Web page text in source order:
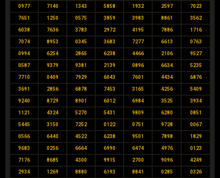
0977 7140 1343 5858 1932 2597 7023
7651 1250 0575 3859 3983 8861 3562
6038 7636 3783 2972 4195 7886 1716
7074 8953 0345 3683 7277 6613 0763
0994 6254 2865 6238 4466 2106 9527
0587 9379 9381 2139 0896 6634 5235
7710 0409 7929 6043 7601 4434 6876
3691 2856 6878 7453 3165 4256 5409
9240 8729 8901 6012 6984 3525 3934
1121 4324 5270 5431 9809 6280 0851
5445 3150 7252 0122 0751 9728 0067
0566 6440 4522 6238 9501 7898 1829
9683 0256 6664 6990 6474 4976 0123
7176 8685 4300 9915 2700 9096 4249
2934 1269 8880 6193 8841 0285 0326